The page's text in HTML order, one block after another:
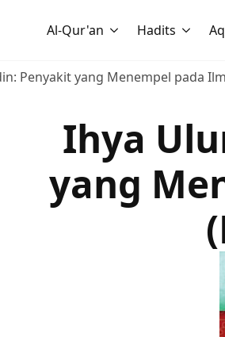
Al-Qur'an Hadits
Penyakit yang Menempel pada
Ihya
yang